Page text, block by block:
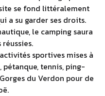
se fond littéralement
a su garder ses droits.
le camping saura
sportives mises à
tennis, ping-
du Verdon pour de